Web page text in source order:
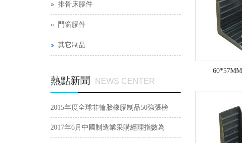
排骨床膠件
門窗膠件
其它制品
熱點新聞 NEWS CENTER
2015年度全球非輪胎橡膠制品50強張榜
2017年6月中國制造業采購經理指數為